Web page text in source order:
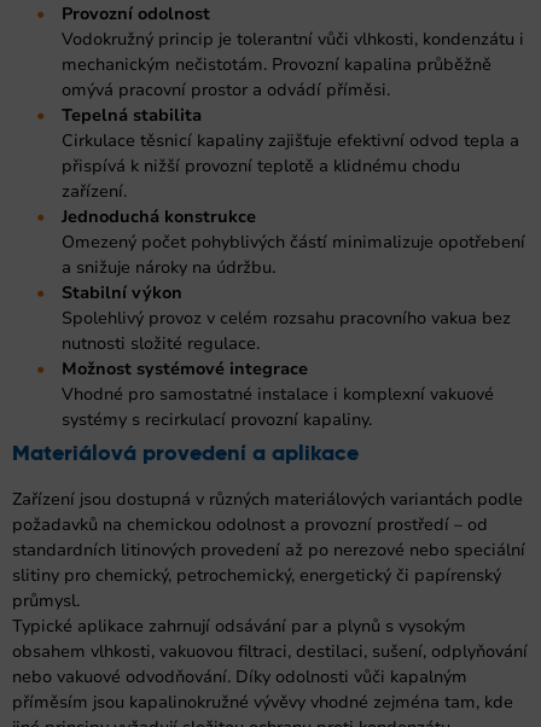
Provozní odolnost
Vodokružný princip je tolerantní vůči vlhkosti, kondenzátu i
mechanickým nečistotám. Provozní kapalina průběžně
omývá pracovní prostor a odvádí příměsi.
Tepelná stabilita
Cirkulace těsnicí kapaliny zajišťuje efektivní odvod tepla a
přispívá k nižší provozní teplotě a klidnému chodu
zařízení.
Jednoduchá konstrukce
Omezený počet pohyblivých částí minimalizuje opotřebení
a snižuje nároky na údržbu.
Stabilní výkon
Spolehlivý provoz v celém rozsahu pracovního vakua bez
nutnosti složité regulace.
Možnost systémové integrace
Vhodné pro samostatné instalace i komplexní vakuové
systémy s recirkulací provozní kapaliny.
Materiálová provedení a aplikace
Zařízení jsou dostupná v různých materiálových variantách podle
požadavků na chemickou odolnost a provozní prostředí – od
standardních litinových provedení až po nerezové nebo speciální
slitiny pro chemický, petrochemický, energetický či papírenský
průmysl.
Typické aplikace zahrnují odsávání par a plynů s vysokým
obsahem vlhkosti, vakuovou filtraci, destilaci, sušení, odplyňování
nebo vakuové odvodňování. Díky odolnosti vůči kapalným
příměsím jsou kapalinokružné vývěvy vhodné zejména tam, kde